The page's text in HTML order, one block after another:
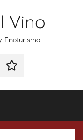
Vino
Enoturismo
Contacto